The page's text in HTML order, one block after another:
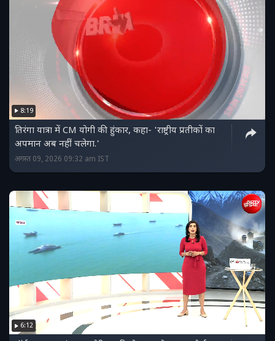
8:19
तिरंगा यात्रा में CM योगी की हुंकार, कहा- 'राष्ट्रीय प्रतीकों का
अपमान अब नहीं चलेगा.'
अगस्त 09, 2026 09:32 am IST
6:12